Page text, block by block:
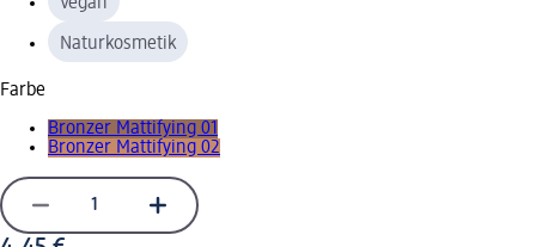
Naturkosmetik
Farbe
Bronzer Mattifying 01
Bronzer Mattifying 02